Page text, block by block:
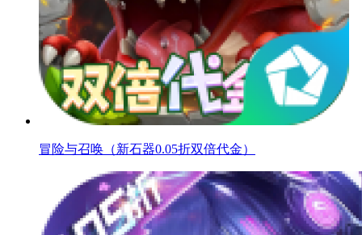
冒险与召唤（新石器0.05折双倍代金）